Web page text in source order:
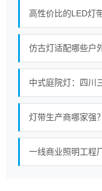
高性价比的LED灯
仿古灯适配哪些户
中式庭院灯：四川
灯带生产商哪家强
一线商业照明工程